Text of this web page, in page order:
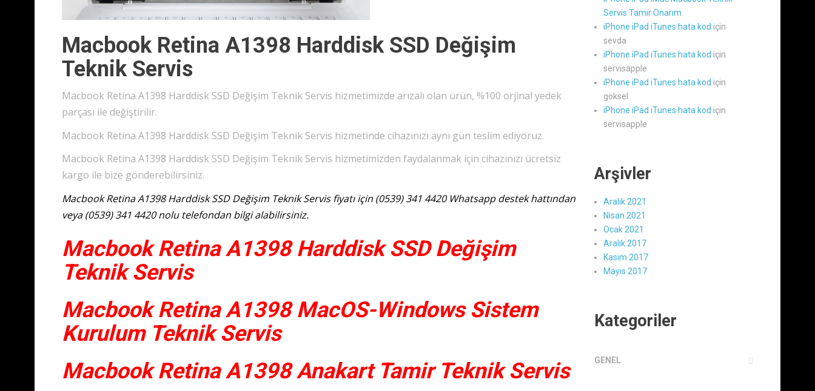
Macbook Retina A1398 Harddisk SSD Değişim
Teknik Servis
Macbook Retina A1398 Harddisk SSD Değişim Teknik Servis hizmetimizde arızalı olan ürün, %100 orjinal yedek
parçası ile değiştirilir.
Macbook Retina A1398 Harddisk SSD Değişim Teknik Servis hizmetinde cihazınızı aynı gün teslim ediyoruz.
Macbook Retina A1398 Harddisk SSD Değişim Teknik Servis hizmetimizden faydalanmak için cihazınızı ücretsiz
kargo ile bize gönderebilirsiniz.
Macbook Retina A1398 Harddisk SSD Değişim Teknik Servis fiyatı için (0539) 341 4420 Whatsapp destek hattından
veya (0539) 341 4420 nolu telefondan bilgi alabilirsiniz.
Macbook Retina A1398 Harddisk SSD Değişim
Teknik Servis
Macbook Retina A1398 MacOS-Windows Sistem
Kurulum Teknik Servis
Macbook Retina A1398 Anakart Tamir Teknik Servis
Servis Tamir Onarım
iPhone iPad iTunes hata kod için
sevda
iPhone iPad iTunes hata kod için
servisapple
iPhone iPad iTunes hata kod için
göksel
iPhone iPad iTunes hata kod için
servisapple
Arşivler
Aralık 2021
Nisan 2021
Ocak 2021
Aralık 2017
Kasım 2017
Mayıs 2017
Kategoriler
GENEL